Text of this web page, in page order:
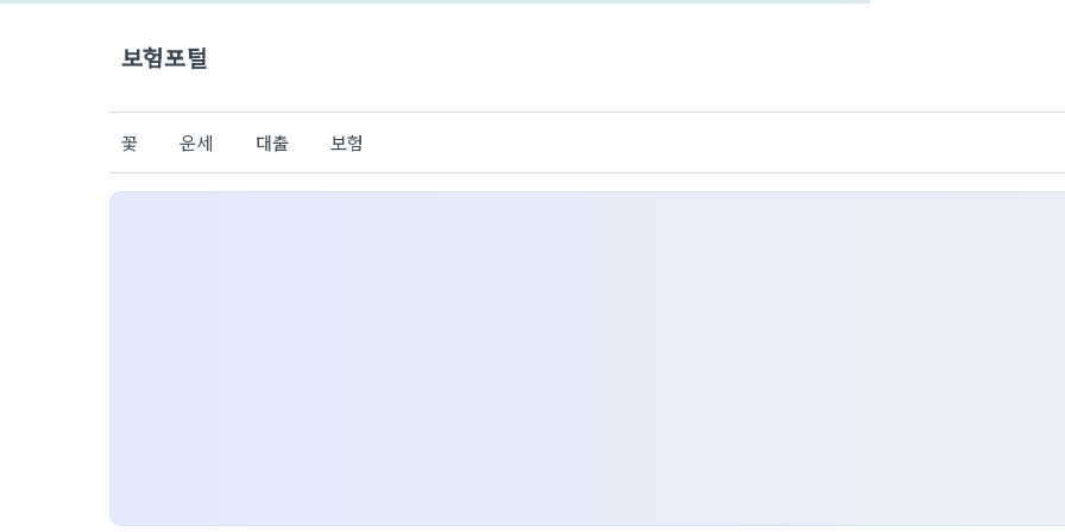
보험포털
꽃 운세 대출 보험